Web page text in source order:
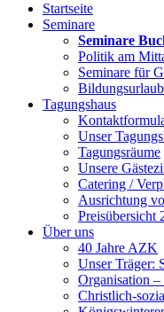
Startseite
Seminare
Seminare
Politik am
Seminare für
Tagungshaus
Unser
Tagungsräume
Unsere
Catering /
Ausrichtung
Preisübersicht
Über uns
40 Jahre AZK
Unser Träger:
Organisation
Christlich-